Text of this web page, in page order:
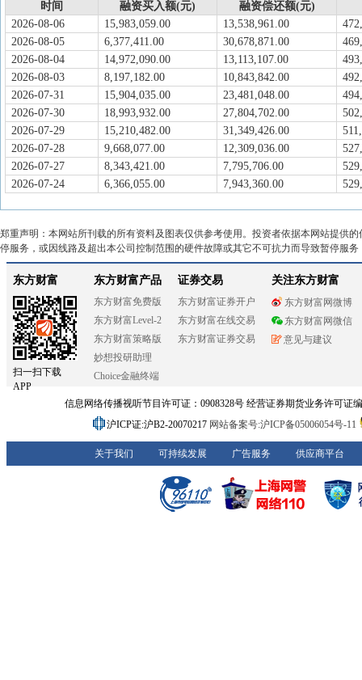
时间 融资买入额(元)
融资偿还额(元)
2026-08-06
15,983,059.00 13,538,961.00
2026-08-05
6,377,411.00 30,678,871.00
2026-08-04
14,972,090.00 13,113,107.00
2026-08-03
8,197,182.00 10,843,842.00
2026-07-31
15,904,035.00 23,481,048.00
2026-07-30
18,993,932.00 27,804,702.00
2026-07-29
15,210,482.00 31,349,426.00
2026-07-28
9,668,077.00 12,309,036.00
2026-07-27
8,343,421.00 7,795,706.00
2026-07-24
6,366,055.00 7,943,360.00
郑重声明：本网站所刊载的所有资料及图表仅供参考使用。投资者依据本网站提供
停服务，或因线路及超出本公司控制范围的硬件故障或其它不可抗力而导致暂停服